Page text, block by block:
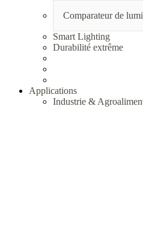
Comparateur de
Smart Lighting
Durabilité extrême
Applications
Industrie &